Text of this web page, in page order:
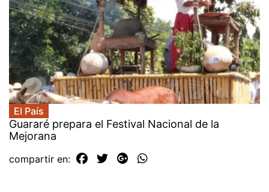
El País
Guararé prepara el Festival Nacional de la
Mejorana
compartir en: